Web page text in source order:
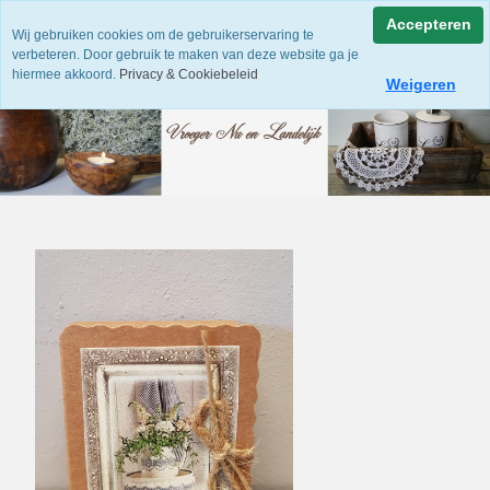
Wij gebruiken cookies om de gebruikerservaring te
verbeteren. Door gebruik te maken van deze website ga je
hiermee akkoord. Privacy & Cookiebeleid
Accepteren
Weigeren